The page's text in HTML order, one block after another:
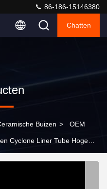
86-186-15146380
Chatten
Buizen > OEM
Cyclone Liner Tube Hoge